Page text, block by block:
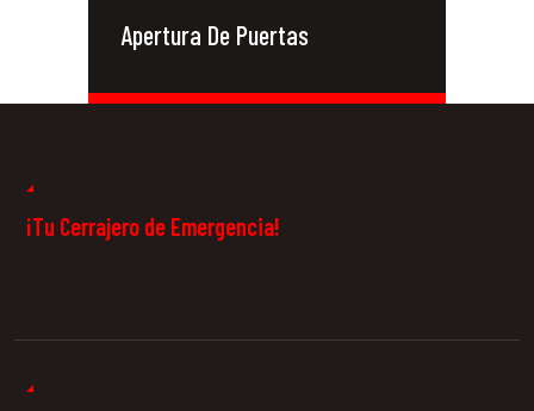
Apertura De Puertas
¡Tu Cerrajero de Emergencia!